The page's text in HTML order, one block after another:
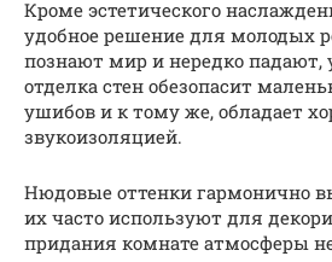
Кроме эстетического
удобное решение для молодых
познают мир и нередко
отделка стен обезопасит
ушибов и к тому же, обладает
звукоизоляцией.
Нюдовые оттенки гармонично
их часто используют для
придания комнате атмосферы